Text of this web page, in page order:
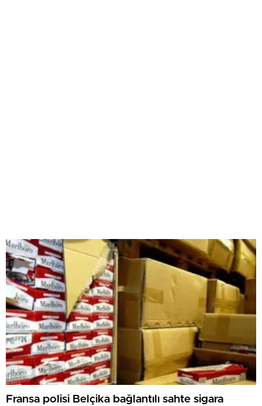
Fransa polisi Belçika bağlantılı sahte sigara